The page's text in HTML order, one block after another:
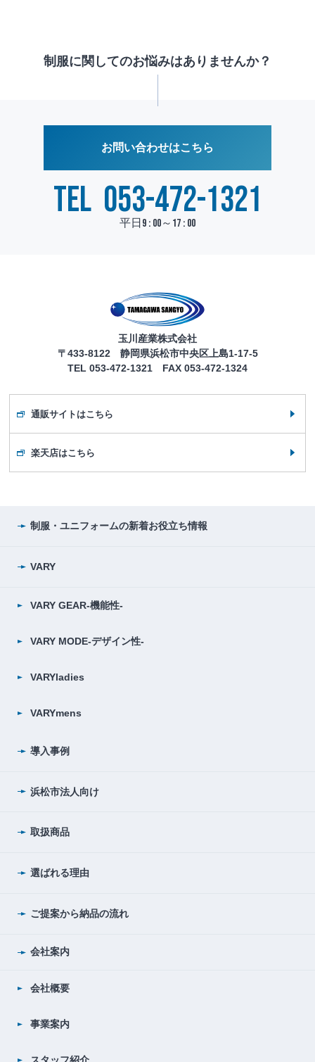
制服に関してのお悩みはありませんか？
お問い合わせはこちら
TEL 053-472-1321
平日9 : 00～17 : 00
玉川産業株式会社
〒433-8122 静岡県浜松市中央区上島1-17-5
TEL 053-472-1321 FAX 053-472-1324
通販サイトはこちら
楽天店はこちら
制服・ユニフォームの新着お役立ち情報
VARY
VARY GEAR-機能性-
VARY MODE-デザイン性-
VARYladies
VARYmens
導入事例
浜松市法人向け
取扱商品
選ばれる理由
ご提案から納品の流れ
会社案内
会社概要
事業案内
スタッフ紹介